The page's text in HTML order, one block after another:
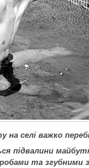
на селі важко
підвалини
та